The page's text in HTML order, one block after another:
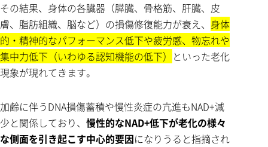
その結果、身体の各臓器（膵臓、骨格筋、肝臓、皮
膚、脂肪組織、脳など）の損傷修復能力が衰え、 身体
的・精神的なパフォーマンス低下や疲労感、物忘れや
集中力低下（いわゆる認知機能の低下） といった老化
現象が現れてきます。
加齢に伴うDNA損傷蓄積や慢性炎症の亢進もNAD+減
少と関係しており、 慢性的なNAD+低下が老化の様々
な側面を引き起こす中心的要因になりうると指摘され